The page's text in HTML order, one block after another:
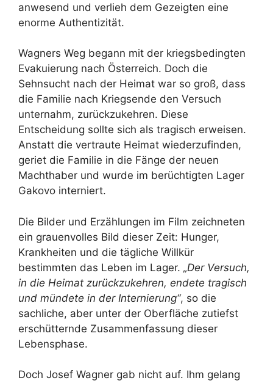
anwesend und verlieh dem Gezeigten eine
enorme Authentizität.
Wagners Weg begann mit der kriegsbedingten
Evakuierung nach Österreich. Doch die
Sehnsucht nach der Heimat war so groß, dass
die Familie nach Kriegsende den Versuch
unternahm, zurückzukehren. Diese
Entscheidung sollte sich als tragisch erweisen.
Anstatt die vertraute Heimat wiederzufinden,
geriet die Familie in die Fänge der neuen
Machthaber und wurde im berüchtigten Lager
Gakovo interniert.
Die Bilder und Erzählungen im Film zeichneten
ein grauenvolles Bild dieser Zeit: Hunger,
Krankheiten und die tägliche Willkür
bestimmten das Leben im Lager. „Der Versuch,
in die Heimat zurückzukehren, endete tragisch
und mündete in der Internierung“, so die
sachliche, aber unter der Oberfläche zutiefst
erschütternde Zusammenfassung dieser
Lebensphase.
Doch Josef Wagner gab nicht auf. Ihm gelang